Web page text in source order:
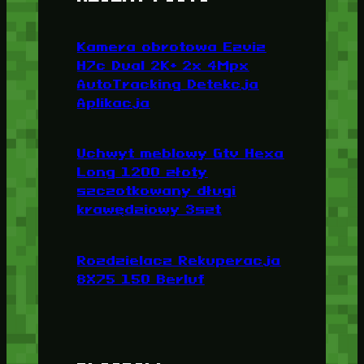
Kamera obrotowa Ezviz
H7c Dual 2K+ 2x 4Mpx
AutoTracking Detekcja
Aplikacja
Uchwyt meblowy Gtv Hexa
Long 1200 złoty
szczotkowany długi
krawędziowy 3szt
Rozdzielacz Rekuperacja
8X75 150 Berluf